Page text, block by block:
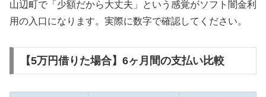
山辺町で「少額だから大丈夫」という感覚がソフト闇金利
用の入口になります。実際に数字で確認してください。
【5万円借りた場合】6ヶ月間の支払い比較